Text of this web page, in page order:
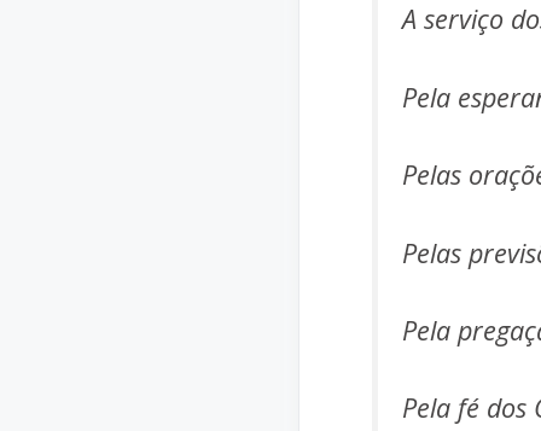
A serviço
Pela
Pelas
Pelas
Pela
Pela fé dos